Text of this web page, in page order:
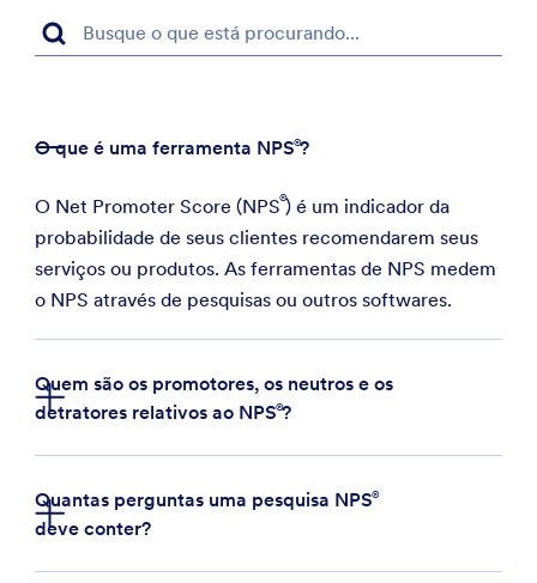
O que é uma ferramenta NPS ?
O Net Promoter Score (NPS ) é um indicador da
probabilidade de seus clientes recomendarem seus
serviços ou produtos. As ferramentas de NPS medem
o NPS através de pesquisas ou outros softwares.
Quem são os promotores, os neutros e os
detratores relativos ao NPS ?
NPS
Quantas perguntas uma pesquisa NPS
deve conter?